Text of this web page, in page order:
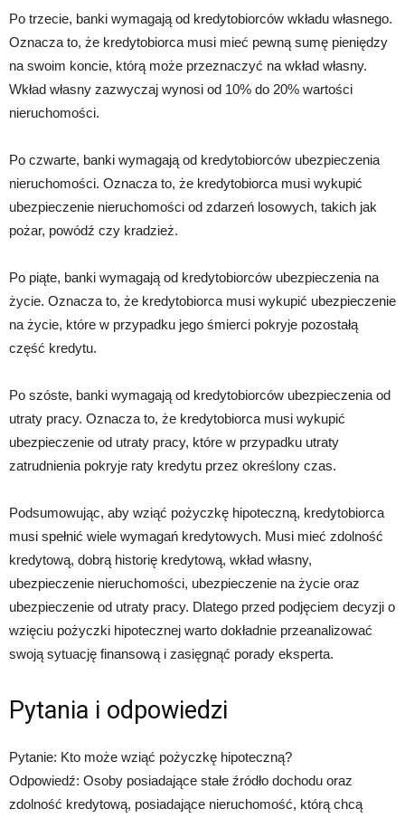
Po trzecie, banki wymagają od kredytobiorców wkładu własnego.
Oznacza to, że kredytobiorca musi mieć pewną sumę pieniędzy
na swoim koncie, którą może przeznaczyć na wkład własny.
Wkład własny zazwyczaj wynosi od 10% do 20% wartości
nieruchomości.
Po czwarte, banki wymagają od kredytobiorców ubezpieczenia
nieruchomości. Oznacza to, że kredytobiorca musi wykupić
ubezpieczenie nieruchomości od zdarzeń losowych, takich jak
pożar, powódź czy kradzież.
Po piąte, banki wymagają od kredytobiorców ubezpieczenia na
życie. Oznacza to, że kredytobiorca musi wykupić ubezpieczenie
na życie, które w przypadku jego śmierci pokryje pozostałą
część kredytu.
Po szóste, banki wymagają od kredytobiorców ubezpieczenia od
utraty pracy. Oznacza to, że kredytobiorca musi wykupić
ubezpieczenie od utraty pracy, które w przypadku utraty
zatrudnienia pokryje raty kredytu przez określony czas.
Podsumowując, aby wziąć pożyczkę hipoteczną, kredytobiorca
musi spełnić wiele wymagań kredytowych. Musi mieć zdolność
kredytową, dobrą historię kredytową, wkład własny,
ubezpieczenie nieruchomości, ubezpieczenie na życie oraz
ubezpieczenie od utraty pracy. Dlatego przed podjęciem decyzji o
wzięciu pożyczki hipotecznej warto dokładnie przeanalizować
swoją sytuację finansową i zasięgnąć porady eksperta.
Pytania i odpowiedzi
Pytanie: Kto może wziąć pożyczkę hipoteczną?
Odpowiedź: Osoby posiadające stałe źródło dochodu oraz
zdolność kredytową, posiadające nieruchomość, którą chcą